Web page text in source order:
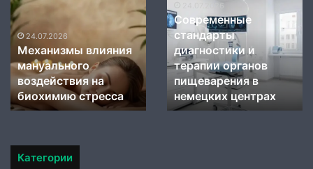
влияния
мануального
воздействия
на
биохимию
стресса
24.07.2026
Механизмы влияния
мануального
воздействия на
биохимию стресса
стандарты
диагностики
терапии
органов
пищеварения
немецких
24.07.2026
Современные
стандарты
диагностики и
терапии органов
пищеварения в
немецких центрах
Категории